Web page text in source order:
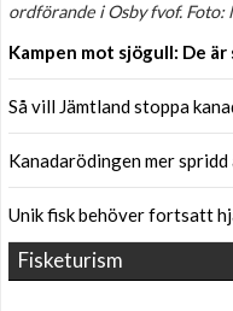
ordförande i Osby fvof.
Kampen mot sjögull: De
Så vill Jämtland stoppa
Kanadarödingen mer
Unik fisk behöver fortsatt
Fisketurism